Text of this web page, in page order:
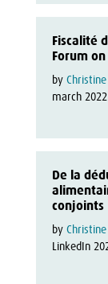
Fiscalité
Forum
by
march 2022
De la
conjoints
by
LinkedIn